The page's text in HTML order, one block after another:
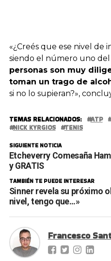
«¿Creés que ese nivel de
siendo el número uno
personas son muy
toman un trago de
si no lo supieran?»,
TEMAS RELACIONADOS: ATP
NICK KYRGIOS
TENIS
SIGUIENTE NOTICIA
Etcheverry Comesaña
y GRATIS
TAMBIÉN TE PUEDE INTERESAR
Sinner revela su próximo
nivel, tengo que…»
Francesco